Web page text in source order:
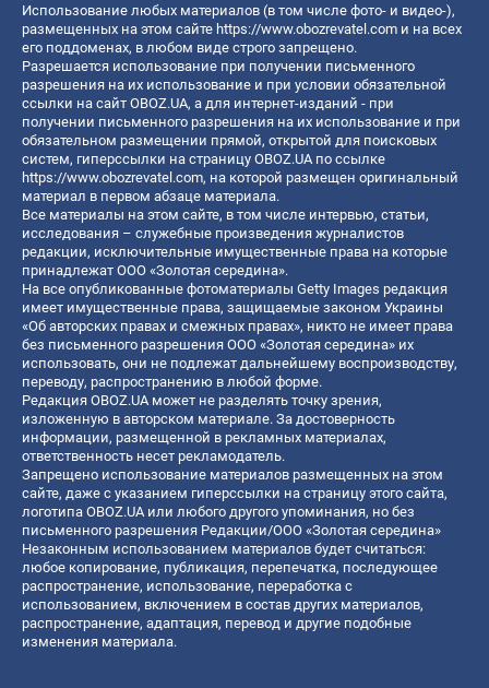
Использование любых материалов (в том числе фото- и видео-),
размещенных на этом сайте https://www.obozrevatel.com и на всех
его поддоменах, в любом виде строго запрещено.
Разрешается использование при получении письменного
разрешения на их использование и при условии обязательной
ссылки на сайт OBOZ.UA, а для интернет-изданий - при
получении письменного разрешения на их использование и при
обязательном размещении прямой, открытой для поисковых
систем, гиперссылки на страницу OBOZ.UA по ссылке
https://www.obozrevatel.com, на которой размещен оригинальный
материал в первом абзаце материала.
Все материалы на этом сайте, в том числе интервью, статьи,
исследования – служебные произведения журналистов
редакции, исключительные имущественные права на которые
принадлежат ООО «Золотая середина».
На все опубликованные фотоматериалы Getty Images редакция
имеет имущественные права, защищаемые законом Украины
«Об авторских правах и смежных правах», никто не имеет права
без письменного разрешения ООО «Золотая середина» их
использовать, они не подлежат дальнейшему воспроизводству,
переводу, распространению в любой форме.
Редакция OBOZ.UA может не разделять точку зрения,
изложенную в авторском материале. За достоверность
информации, размещенной в рекламных материалах,
ответственность несет рекламодатель.
Запрещено использование материалов размещенных на этом
сайте, даже с указанием гиперссылки на страницу этого сайта,
логотипа OBOZ.UA или любого другого упоминания, но без
письменного разрешения Редакции/ООО «Золотая середина»
Незаконным использованием материалов будет считаться:
любое копирование, публикация, перепечатка, последующее
распространение, использование, переработка с
использованием, включением в состав других материалов,
распространение, адаптация, перевод и другие подобные
изменения материала.